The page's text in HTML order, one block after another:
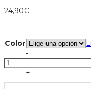
24,90€
Color
-
sensorial
+